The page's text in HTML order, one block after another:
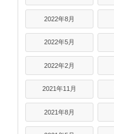
2022年8月
2022年5月
2022年2月
2021年11月
2021年8月